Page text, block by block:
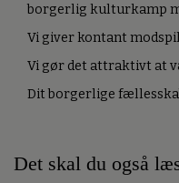
borgerlig kulturkamp
Vi giver kontant
Vi gør det attraktivt at
Dit borgerlige
Det skal du også